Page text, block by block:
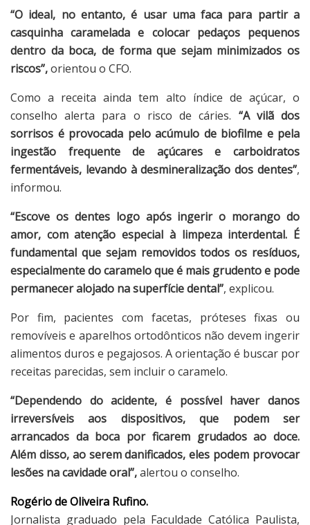
“O ideal, no entanto, é usar uma faca para partir a
casquinha caramelada e colocar pedaços pequenos
dentro da boca, de forma que sejam minimizados os
riscos”,orientou o CFO.
Como a receita ainda tem alto índice de açúcar, o
conselho alerta para o risco de cáries. “A vilã dos
sorrisos é provocada pelo acúmulo de biofilme e pela
ingestão frequente de açúcares e carboidratos
fermentáveis, levando à desmineralização dos dentes”,
informou.
“Escove os dentes logo após ingerir o morango do
amor, com atenção especial à limpeza interdental. É
fundamental que sejam removidos todos os resíduos,
especialmente do caramelo que é mais grudento e pode
permanecer alojado na superfície dental”, explicou.
Por fim, pacientes com facetas, próteses fixas ou
removíveis e aparelhos ortodônticos não devem ingerir
alimentos duros e pegajosos. A orientação é buscar por
receitas parecidas, sem incluir o caramelo.
“Dependendo do acidente, é possível haver danos
irreversíveis aos dispositivos, que podem ser
arrancados da boca por ficarem grudados ao doce.
Além disso, ao serem danificados, eles podem provocar
lesões na cavidade oral”,alertou o conselho.
Rogério de Oliveira Rufino.
Jornalista graduado pela Faculdade Católica Paulista,